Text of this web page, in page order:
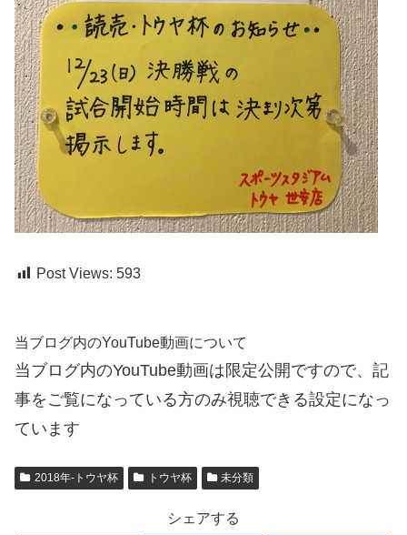
Post Views: 593
当ブログ内のYouTube動画について
当ブログ内のYouTube動画は限定公開ですので、記
事をご覧になっている方のみ視聴できる設定になっ
ています
2018年-トウヤ杯 トウヤ杯 未分類
シェアする